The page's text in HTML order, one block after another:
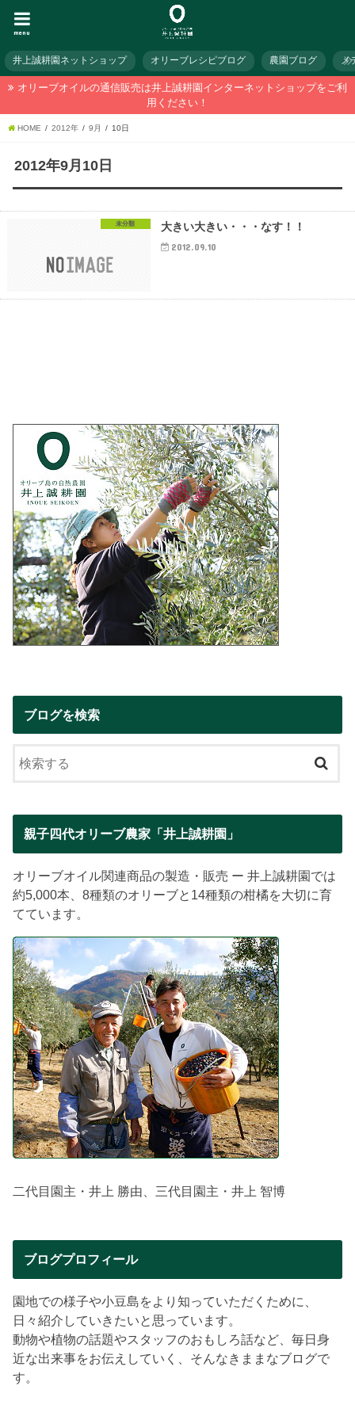
menu
井上誠耕園ネットショップ オリーブレシピブログ 農園ブログ メ
オリーブオイルの通信販売は井上誠耕園インターネットショップをご利
用ください！
HOME 2012年 9月 10日
2012年9月10日
未分類 大きい大きい・・・なす！！
2012.09.10
ブログを検索
親子四代オリーブ農家「井上誠耕園」
オリーブオイル関連商品の製造・販売 ー 井上誠耕園では
約5,000本、8種類のオリーブと14種類の柑橘を大切に育
てています。
二代目園主・井上 勝由、三代目園主・井上 智博
ブログプロフィール
園地での様子や小豆島をより知っていただくために、
日々紹介していきたいと思っています。
動物や植物の話題やスタッフのおもしろ話など、毎日身
近な出来事をお伝えしていく、そんなきままなブログで
す。